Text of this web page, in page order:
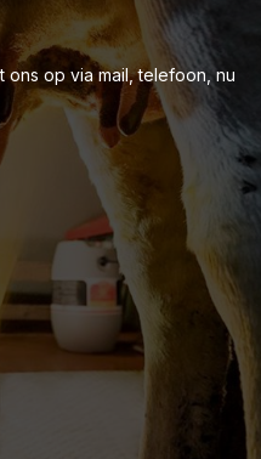
op via mail, telefoon, nu